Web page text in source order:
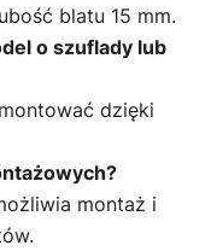
blatu 15 mm.
o szuflady lub
dzięki
montaż i